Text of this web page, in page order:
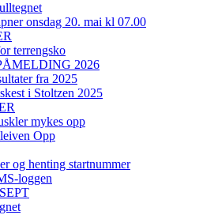
onsdag 20. mai kl 07.00
terrengsko
2026
fra 2025
i Stoltzen 2025
mykes opp
Opp
og henting startnummer
loggen